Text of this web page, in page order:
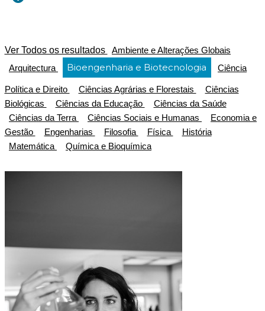
Ver Todos os resultados
Ambiente e Alterações Globais
Arquitectura
Bioengenharia e Biotecnologia Ciência
Política e Direito Ciências Agrárias e Florestais
Ciências
Biológicas
Ciências da Educação
Ciências da Saúde
Ciências da Terra
Ciências Sociais e Humanas
Economia e
Gestão
Engenharias Filosofia Física
História
Matemática
Química e Bioquímica